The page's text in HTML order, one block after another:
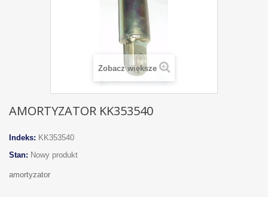
Zobacz większe
AMORTYZATOR KK353540
Indeks: KK353540
Stan: Nowy produkt
amortyzator